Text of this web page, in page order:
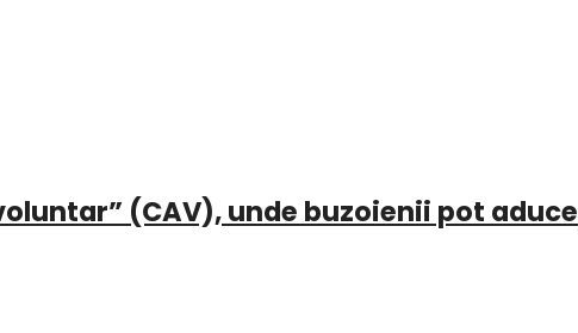
(CAV), unde buzoienii pot aduce